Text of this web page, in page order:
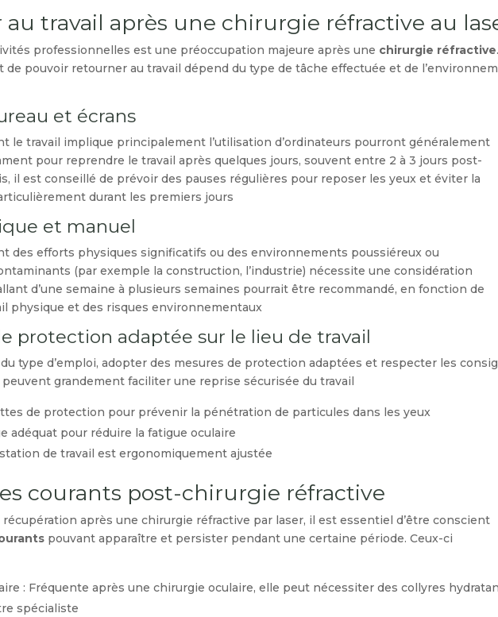
au travail après une chirurgie réfractive au
professionnelles est une préoccupation majeure après une chirurgie réfractive
de pouvoir retourner au travail dépend du type de tâche effectuée et de
et écrans
le travail implique principalement l’utilisation d’ordinateurs pourront généralement
pour reprendre le travail après quelques jours, souvent entre 2 à 3 jours post-
il est conseillé de prévoir des pauses régulières pour reposer les yeux et éviter la
durant les premiers jours.
et manuel
des efforts physiques significatifs ou des environnements poussiéreux ou
(par exemple la construction, l’industrie) nécessite une considération
d’une semaine à plusieurs semaines pourrait être recommandé, en fonction de
physique et des risques environnementaux.
protection adaptée sur le lieu de travail
type d’emploi, adopter des mesures de protection adaptées et respecter les
grandement faciliter une reprise sécurisée du travail :
de protection pour prévenir la pénétration de particules dans les yeux.
adéquat pour réduire la fatigue oculaire.
station de travail est ergonomiquement ajustée.
courants post-chirurgie réfractive
récupération après une chirurgie réfractive par laser, il est essentiel d’être conscient
pouvant apparaître et persister pendant une certaine période. Ceux-ci
: Fréquente après une chirurgie oculaire, elle peut nécessiter des collyres
spécialiste.